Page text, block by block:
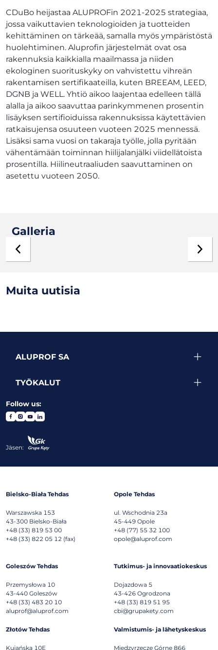
CDuBo heijastaa ALUPROFin 2021-2025 strategiaa,
jossa vaikuttavien teknologioiden ja tuotteiden
kehittäminen on tärkeää, samalla myös ympäristöstä
huolehtiminen. Aluprofin järjestelmät ovat osa
rakennuksia kaikkialla maailmassa ja niiden
ekologinen suorituskyky on vahvistettu vihreän
rakentamisen sertifikaateilla, kuten BREEAM, LEED,
DGNB ja WELL. Yhtiö aikoo laajentaa edelleen tällä
alalla ja aikoo saavuttaa parinkymmenen prosentin
lisäyksen sertifioiduissa rakennuksissa käytettävien
ratkaisujensa osuuteen vuoteen 2025 mennessä.
Lisäksi sama vuosi on takaraja työlle, jolla pyritään
vähentämään toiminnan hiilijalanjälki viidellätoista
prosentilla. Hiilineutraaliuden saavuttaminen on
asetettu vuoteen 2050.
Galleria
Muita uutisia
ALUPROF SA
TYÖKALUT
Follow us:
Jäsen:
Bielsko-Biała Tehdas
Warszawska 153
43-300 Bielsko-Biała
+48 (33) 819 53 00
+48 (33) 822 05 12 (fax)
Opole Tehdas
ul. Wschodnia 23a
45-449 Opole
+48 (77) 55 32 100
opole@aluprof.com
Goleszów Tehdas
Przemysłowa 10
43-440 Goleszów
+48 (33) 483 20 10
aluprof@aluprof.com
Tutkimus- ja innovaatiokeskus
Dojazdowa 5
43-426 Ogrodzona
+48 (33) 819 51 95
cbi@grupakety.com
Złotów Tehdas
Kujańska 10E
Valmistumis- ja lähetyskeskus
Międzyrzecze Górne 866